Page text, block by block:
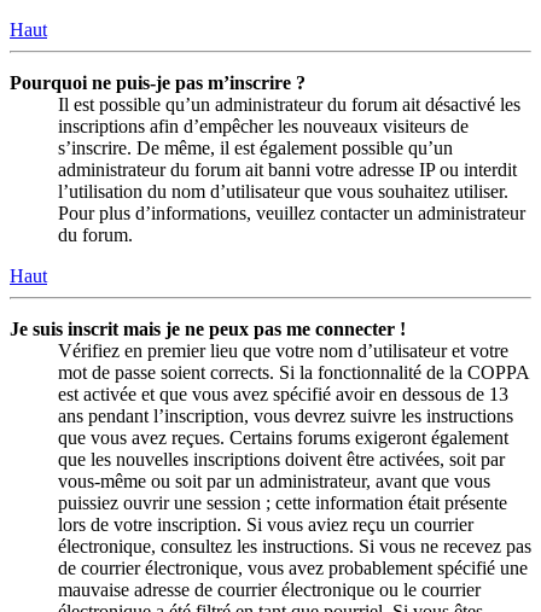
Haut
Pourquoi ne puis-je pas m’inscrire ?
Il est possible qu’un administrateur du forum ait désactivé les
inscriptions afin d’empêcher les nouveaux visiteurs de
s’inscrire. De même, il est également possible qu’un
administrateur du forum ait banni votre adresse IP ou interdit
l’utilisation du nom d’utilisateur que vous souhaitez utiliser.
Pour plus d’informations, veuillez contacter un administrateur
du forum.
Haut
Je suis inscrit mais je ne peux pas me connecter !
Vérifiez en premier lieu que votre nom d’utilisateur et votre
mot de passe soient corrects. Si la fonctionnalité de la COPPA
est activée et que vous avez spécifié avoir en dessous de 13
ans pendant l’inscription, vous devrez suivre les instructions
que vous avez reçues. Certains forums exigeront également
que les nouvelles inscriptions doivent être activées, soit par
vous-même ou soit par un administrateur, avant que vous
puissiez ouvrir une session ; cette information était présente
lors de votre inscription. Si vous aviez reçu un courrier
électronique, consultez les instructions. Si vous ne recevez pas
de courrier électronique, vous avez probablement spécifié une
mauvaise adresse de courrier électronique ou le courrier